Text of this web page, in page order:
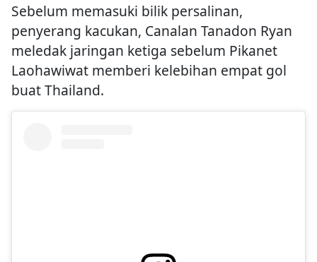
Sebelum memasuki bilik persalinan,
penyerang kacukan, Canalan Tanadon Ryan
meledak jaringan ketiga sebelum Pikanet
Laohawiwat memberi kelebihan empat gol
buat Thailand.